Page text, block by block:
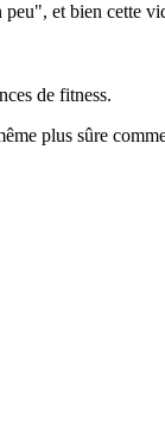
et bien cette
de fitness.
plus sûre